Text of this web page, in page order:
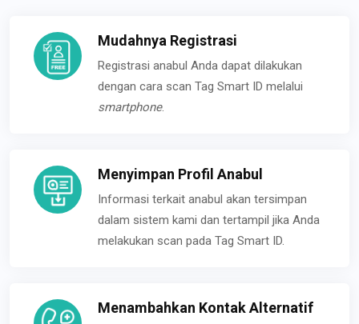
Mudahnya Registrasi
Registrasi anabul Anda dapat dilakukan
dengan cara scan Tag Smart ID melalui
smartphone.
Menyimpan Profil Anabul
Informasi terkait anabul akan tersimpan
dalam sistem kami dan tertampil jika Anda
melakukan scan pada Tag Smart ID.
Menambahkan Kontak Alternatif